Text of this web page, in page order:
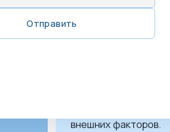
ним Обслуживание
внешних факторов.
Отправить